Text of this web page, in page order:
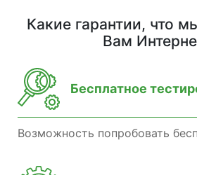
Какие гарантии, что
Вам
Бесплатное
Возможность попробовать